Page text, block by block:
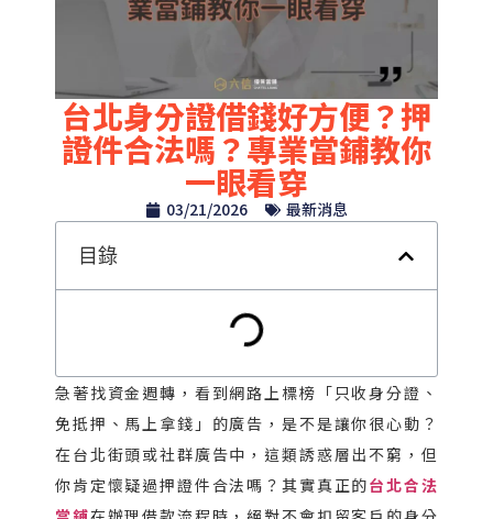
台北身分證借錢好方便？押
證件合法嗎？專業當鋪教你
一眼看穿
03/21/2026 最新消息
目錄
急著找資金週轉，看到網路上標榜「只收身分證、
免抵押、馬上拿錢」的廣告，是不是讓你很心動？
在台北街頭或社群廣告中，這類誘惑層出不窮，但
你肯定懷疑過押證件合法嗎？其實真正的台北合法